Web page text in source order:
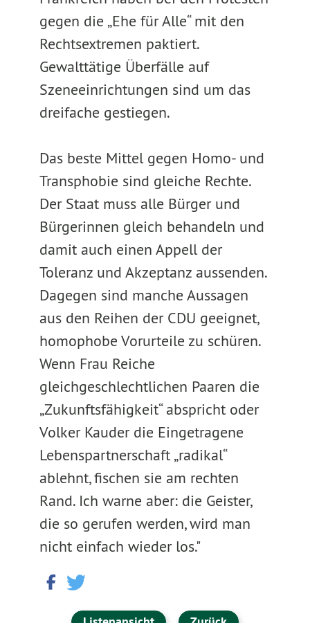
gegen die „Ehe für Alle“ mit den
Rechtsextremen paktiert.
Gewalttätige Überfälle auf
Szeneeinrichtungen sind um das
dreifache gestiegen.
Das beste Mittel gegen Homo- und
Transphobie sind gleiche Rechte.
Der Staat muss alle Bürger und
Bürgerinnen gleich behandeln und
damit auch einen Appell der
Toleranz und Akzeptanz aussenden.
Dagegen sind manche Aussagen
aus den Reihen der CDU geeignet,
homophobe Vorurteile zu schüren.
Wenn Frau Reiche
gleichgeschlechtlichen Paaren die
„Zukunftsfähigkeit“ abspricht oder
Volker Kauder die Eingetragene
Lebenspartnerschaft „radikal“
ablehnt, fischen sie am rechten
Rand. Ich warne aber: die Geister,
die so gerufen werden, wird man
nicht einfach wieder los."